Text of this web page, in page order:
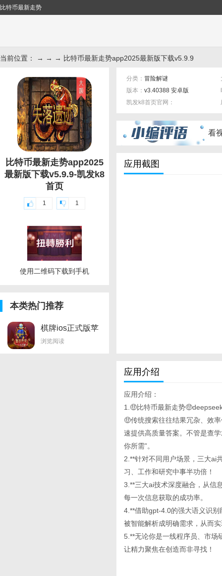
比特币最新走势
当前位置： → → → 比特币最新走势app2025最新版下载v5.9.9
比特币最新走势app2025
最新版下载v5.9.9-凯发k8
首页
1 1
使用二维码下载到手机
本类热门推荐
棋牌ios正式版苹
果
浏览阅读
分类： 冒险解谜
版本： v3.40388 安卓版
凯发k8首页官网：
看
应用截图
应用介绍
应用介绍：
1.🤑比特币最新走势
🤑传统搜索往往结果冗杂、效
速提供高质量答案。不管是查
你所需”。
2.**针对不同用户场景，三大ai
习、工作和研究中事半功倍！
3.**三大ai技术深度融合，从信
每一次信息获取的成功率。
4.**借助gpt-4.0的强大语义识
被智能解析成明确需求，从而
5.**无论你是一线程序员、市场
让精力聚焦在创造而非寻找！